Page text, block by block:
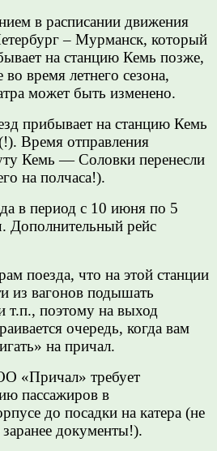
в расписании движения
– Мурманск, который
на станцию Кемь позже,
время летнего сезона,
может быть изменено.
прибывает на станцию Кемь
Время отправления
Кемь — Соловки перенесли
на полчаса!).
в период с 10 июня по 5
Дополнительный рейс
поезда, что на этой станции
из вагонов подышать
т.п., поэтому на выход
очередь, когда вам
на причал.
«Причал» требует
пассажиров в
до посадки на катера (не
заранее документы!).